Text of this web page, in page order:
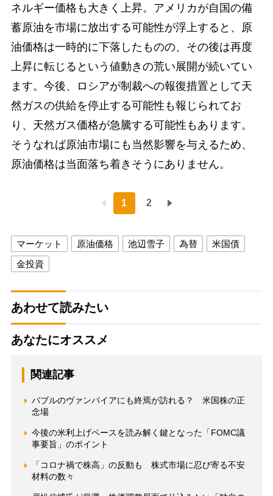
ネルギー価格も大きく上昇。アメリカが自国の備
蓄原油を市場に放出する可能性が浮上すると、原
油価格は一時的に下落したものの、その後は再度
上昇に転じるという値動きの荒い展開が続いてい
ます。今後、ロシアが制裁への報復措置として天
然ガスの供給を停止する可能性も報じられてお
り、天然ガス価格が急騰する可能性もあります。
そうなれば原油市場にも当然影響を与えるため、
原油価格は当面落ち着きそうにありません。
1 2
マーケット 原油価格 池辺雪子 為替
米国債
金投資
あわせて読みたい
あなたにオススメ
関連記事
バブルのヴァンパイアにも終焉が訪れる？ 米国株の正
念場
今後の米利上げペースを読み解く鍵となった「FOMC議
事要旨」のポイント
「コロナ禍で株高」の反動も 株式市場に忍び寄る不安
材料の数々